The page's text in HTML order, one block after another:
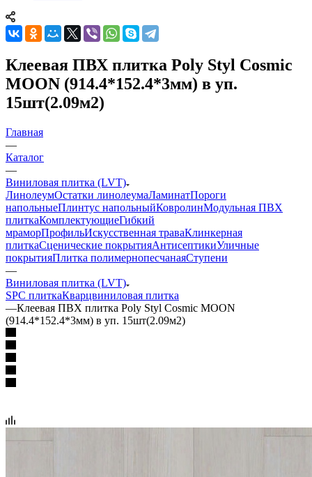
Клеевая ПВХ плитка Poly Styl Cosmic
MOON (914.4*152.4*3мм) в уп.
15шт(2.09м2)
Главная
—
Каталог
—
Виниловая плитка (LVT)
ЛинолеумОстатки линолеумаЛаминатПороги
напольныеПлинтус напольныйКовролинМодульная ПВХ
плиткаКомплектующиеГибкий
мраморПрофильИскусственная траваКлинкерная
плиткаСценические покрытияАнтисептикиУличные
покрытияПлитка полимернопесчанаяСтупени
—
Виниловая плитка (LVT)
SPC плиткаКварцвиниловая плитка
—Клеевая ПВХ плитка Poly Styl Cosmic MOON
(914.4*152.4*3мм) в уп. 15шт(2.09м2)